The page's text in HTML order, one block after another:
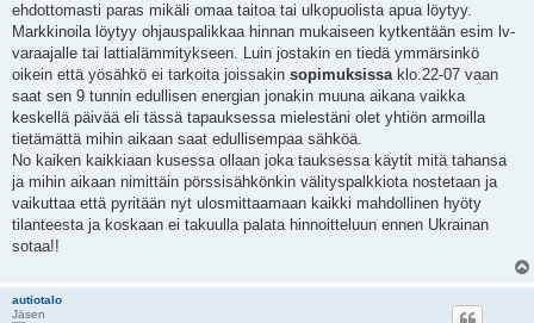
ehdottomasti paras mikäli omaa taitoa tai ulkopuolista apua löytyy.
Markkinoila löytyy ohjauspalikkaa hinnan mukaiseen kytkentään esim lv-
varaajalle tai lattialämmitykseen. Luin jostakin en tiedä ymmärsinkö
oikein että yösähkö ei tarkoita joissakin sopimuksissaklo.22-07 vaan
saat sen 9 tunnin edullisen energian jonakin muuna aikana vaikka
keskellä päivää eli tässä tapauksessa mielestäni olet yhtiön armoilla
tietämättä mihin aikaan saat edullisempaa sähköä.
No kaiken kaikkiaan kusessa ollaan joka tauksessa käytit mitä tahansa
ja mihin aikaan nimittäin pörssisähkönkin välityspalkkiota nostetaan ja
vaikuttaa että pyritään nyt ulosmittaamaan kaikki mahdollinen hyöty
tilanteesta ja koskaan ei takuulla palata hinnoitteluun ennen Ukrainan
sotaa!!
autiotalo
Jäsen